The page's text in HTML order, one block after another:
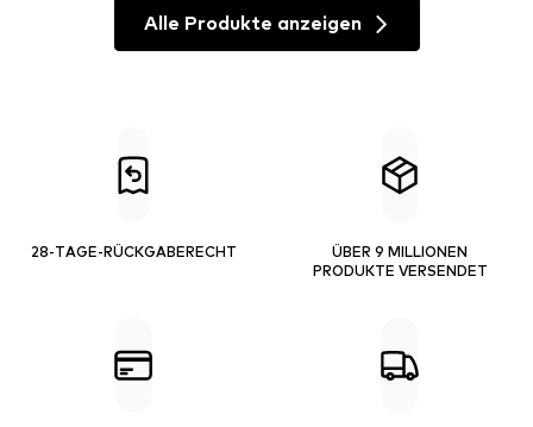
Alle Produkte anzeigen
28-TAGE-RÜCKGABERECHT
ÜBER 9 MILLIONEN
PRODUKTE VERSENDET